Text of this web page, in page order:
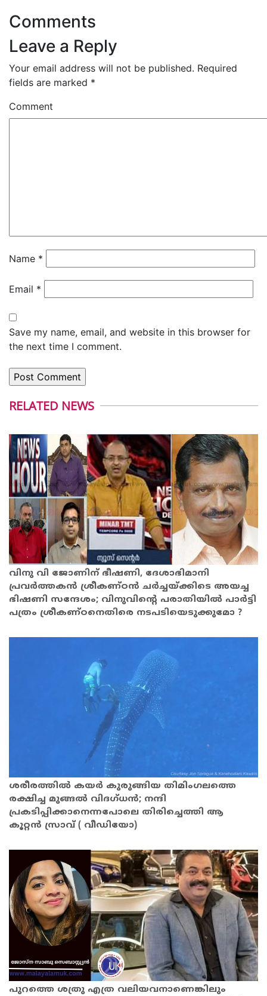
Comments
Leave a Reply
Your email address will not be published. Required
fields are marked *
Comment
Name *
Email *
Save my name, email, and website in this browser for
the next time I comment.
RELATED NEWS
വിനു വി ജോണിന് ഭീഷണി, ദേശാഭിമാനി
പ്രവര്‍ത്തകന്‍ ശ്രീകണ്ഠന്‍ ചര്‍ച്ചയ്ക്കിടെ അയച്ച
ഭിഷണി സന്ദേശം; വിനുവിന്റെ പരാതിയിൽ പാര്‍ട്ടി
പത്രം ശ്രീകണ്ഠനെതിരെ നടപടിയെടുക്കുമോ ?
ശരീരത്തിൽ കയർ കുരുങ്ങിയ തിമിംഗലത്തെ
രക്ഷിച്ച മുങ്ങൽ വിദഗ്ധൻ; നന്ദി
പ്രകടിപ്പിക്കാനെന്നപോലെ തിരിച്ചെത്തി ആ
കൂറ്റൻ സ്രാവ് ( വീഡിയോ)
പുറത്തെ ശത്രു എത്ര വലിയവനാണെങ്കിലും